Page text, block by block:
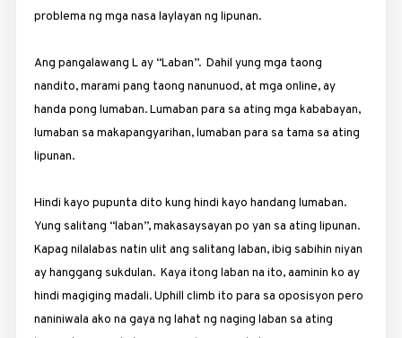
problema ng mga nasa laylayan ng lipunan.
Ang pangalawang L ay “Laban”. Dahil yung mga taong
nandito, marami pang taong nanunuod, at mga online, ay
handa pong lumaban. Lumaban para sa ating mga kababayan,
lumaban sa makapangyarihan, lumaban para sa tama sa ating
lipunan.
Hindi kayo pupunta dito kung hindi kayo handang lumaban.
Yung salitang “laban”, makasaysayan po yan sa ating lipunan.
Kapag nilalabas natin ulit ang salitang laban, ibig sabihin niyan
ay hanggang sukdulan. Kaya itong laban na ito, aaminin ko ay
hindi magiging madali. Uphill climb ito para sa oposisyon pero
naniniwala ako na gaya ng lahat ng naging laban sa ating